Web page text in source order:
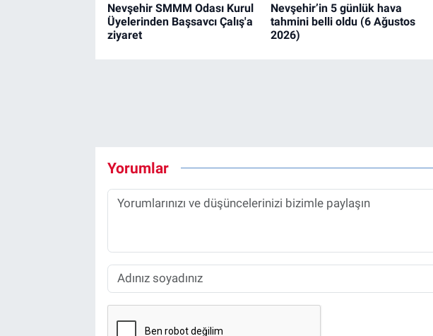
Nevşehir SMMM Odası Kurul
Üyelerinden Başsavcı Çalış'a
ziyaret
Nevşehir’in 5 günlük hava
tahmini belli oldu (6 Ağustos
2026)
Yorumlar